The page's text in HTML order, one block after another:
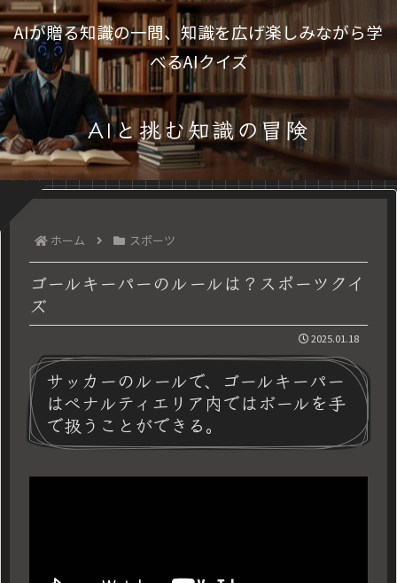
AIが贈る知識の一問、知識を広げ楽しみながら学
べるAIクイズ
AIと挑む知識の冒険
ホーム スポーツ
ゴールキーパーのルールは？スポーツクイ
ズ
2025.01.18
サッカーのルールで、ゴールキーパー
はペナルティエリア内ではボールを手
で扱うことができる。